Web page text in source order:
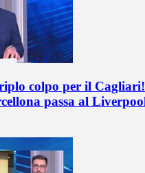
colpo per il
passa al